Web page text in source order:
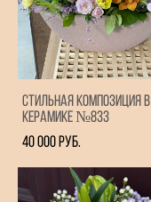
Стильная композиция в
керамике №833
40 000 pуб.